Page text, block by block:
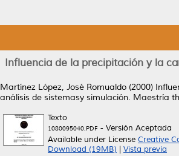
Influencia de la precipitación y la
Martínez López, José Romualdo (2000)
análisis de sistemasy simulación. Maestría
Texto
1080095040.PDF - Versión Aceptada
Available under License Creative
Download (19MB)
Vista previa